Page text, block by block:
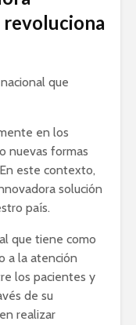
revoluciona
que
en los
nuevas formas
este contexto,
solución
país.
que tiene como
a la atención
los pacientes y
de su
realizar